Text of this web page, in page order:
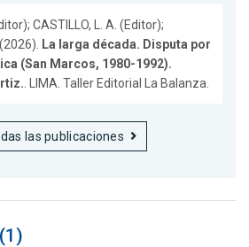
CASTILLO, L. A. (Editor);
La larga década. Disputa por
(San Marcos, 1980-1992).
. LIMA. Taller Editorial La Balanza.
las publicaciones